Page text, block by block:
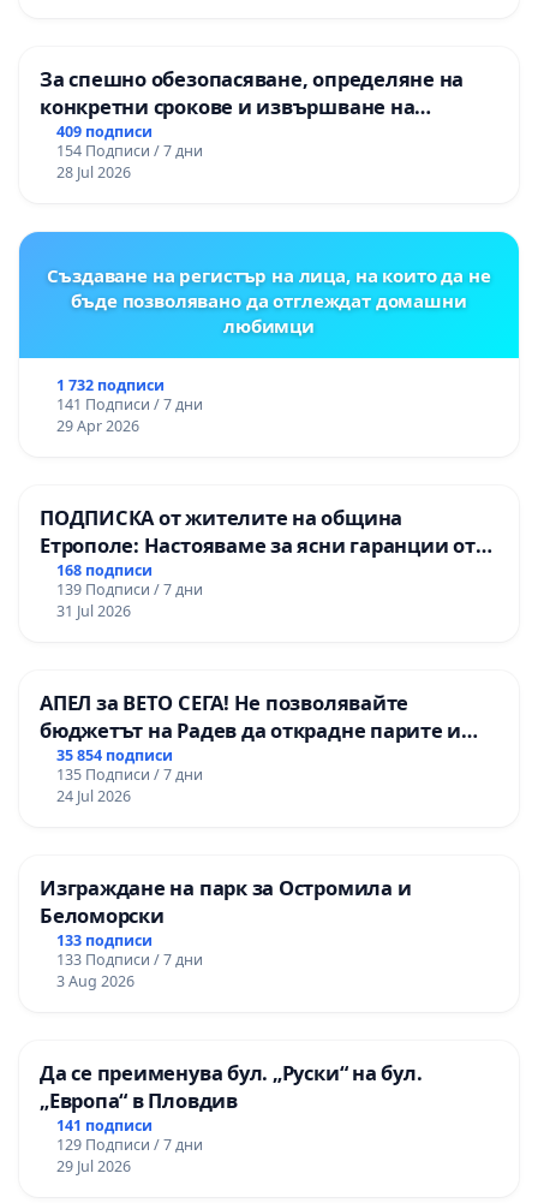
За спешно обезопасяване, определяне на
конкретни срокове и извършване на
цялостна рехабилитация на
републиканския път между пътен възел АМ
„Тракия“ - гр. Ихтиман - с. Мирово - к.к.
409 подписи
154 Подписи / 7 дни
28 Jul 2026
Създаване на регистър на лица, на които да не
бъде позволявано да отглеждат домашни
любимци
1 732 подписи
141 Подписи / 7 дни
29 Apr 2026
ПОДПИСКА от жителите на община
Етрополе: Настояваме за ясни гаранции от
“Елаците-МЕД” АД и от държавата, че ще се
изпълнят всички екологични норми!
168 подписи
139 Подписи / 7 дни
31 Jul 2026
АПЕЛ за ВЕТО СЕГА! Не позволявайте
бюджетът на Радев да открадне парите и
правата ни в тъмното
35 854 подписи
135 Подписи / 7 дни
24 Jul 2026
Изграждане на парк за Остромила и
Беломорски
133 подписи
133 Подписи / 7 дни
3 Aug 2026
Да се преименува бул. „Руски“ на бул.
„Европа“ в Пловдив
141 подписи
129 Подписи / 7 дни
29 Jul 2026